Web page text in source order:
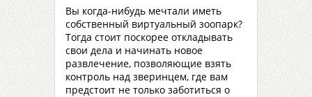
Вы когда-нибудь мечтали иметь
собственный виртуальный зоопарк?
Тогда стоит поскорее откладывать
свои дела и начинать новое
развлечение, позволяющие взять
контроль над зверинцем, где вам
предстоит не только заботиться о